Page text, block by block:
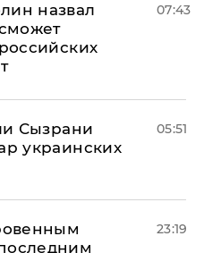
назвал
07:43
Сызрани
украинских
05:51
23:19